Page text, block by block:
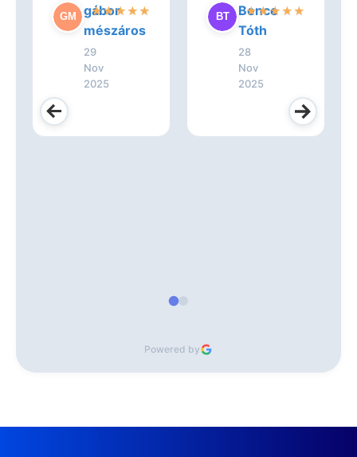
gábor
mészáros
29
Nov
2025
★★★★★
Bence
Tóth
28
Nov
2025
★★★★★
Powered by